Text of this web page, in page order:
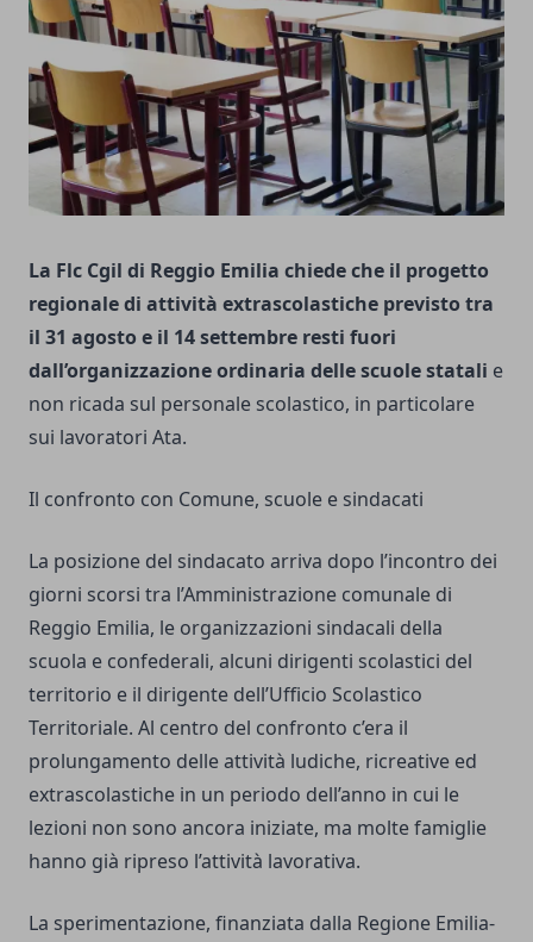
La Flc Cgil di Reggio Emilia chiede che il progetto
regionale di attività extrascolastiche previsto tra
il 31 agosto e il 14 settembre resti fuori
dall’organizzazione ordinaria delle scuole statali e
non ricada sul personale scolastico, in particolare
sui lavoratori Ata.
Il confronto con Comune, scuole e sindacati
La posizione del sindacato arriva dopo l’incontro dei
giorni scorsi tra l’Amministrazione comunale di
Reggio Emilia, le organizzazioni sindacali della
scuola e confederali, alcuni dirigenti scolastici del
territorio e il dirigente dell’Ufficio Scolastico
Territoriale. Al centro del confronto c’era il
prolungamento delle attività ludiche, ricreative ed
extrascolastiche in un periodo dell’anno in cui le
lezioni non sono ancora iniziate, ma molte famiglie
hanno già ripreso l’attività lavorativa.
La sperimentazione, finanziata dalla Regione Emilia-